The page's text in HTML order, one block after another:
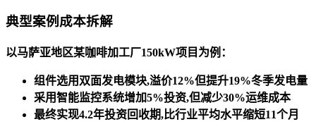
典型案例成本拆解
以马萨亚地区某咖啡加工厂150kW项目为例：
组件选用双面发电模块,溢价12%但提升19%冬季发电量
采用智能监控系统增加5%投资,但减少30%运维成本
最终实现4.2年投资回收期,比行业平均水平缩短11个月